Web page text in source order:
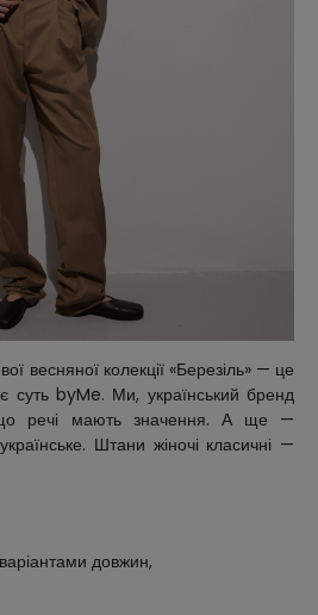
весняної колекції «Березіль» — це
суть byMe. Ми, український бренд
речі мають значення. А ще —
Штани жіночі класичні —
довжин,